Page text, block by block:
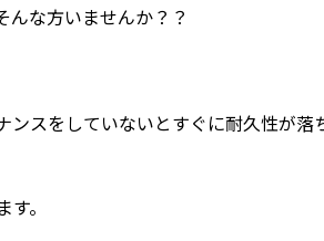
んな方いませんか？？
スをしていないとすぐに耐久性が落
。